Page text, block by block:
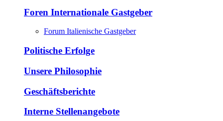
Foren Internationale Gastgeber
Forum Italienische Gastgeber
Politische Erfolge
Unsere Philosophie
Geschäftsberichte
Interne Stellenangebote